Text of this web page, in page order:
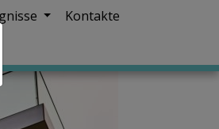
Kontakte